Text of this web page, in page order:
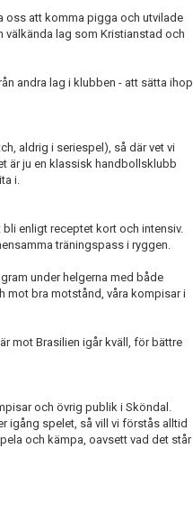
oss att komma pigga och utvilade
lag som Kristianstad och
andra lag i klubben - att sätta ihop
aldrig i seriespel), så där vet vi
är ju en klassisk handbollsklubb
i.
enligt receptet kort och intensiv.
träningspass i ryggen.
under helgerna med både
mot bra motstånd, våra kompisar i
mot Brasilien igår kväll, för bättre
och övrig publik i Sköndal.
igång spelet, så vill vi förstås alltid
och kämpa, oavsett vad det står